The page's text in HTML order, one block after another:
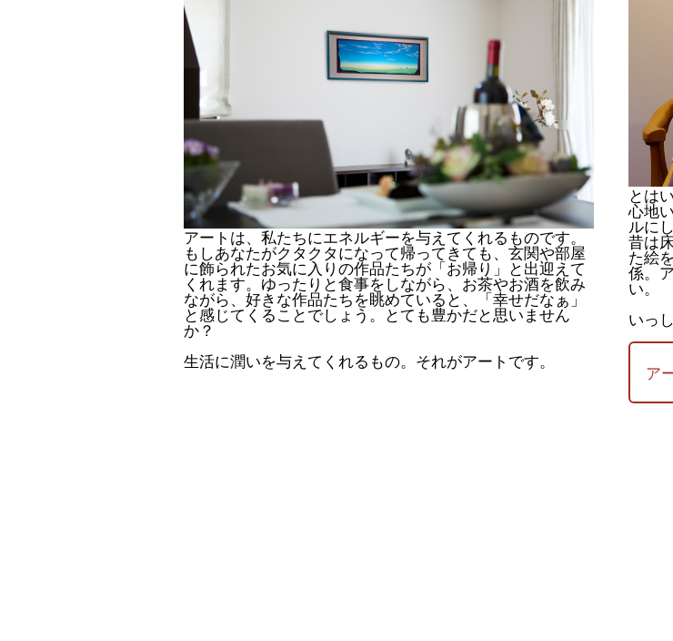
アートは、私たちにエネルギーを与えてくれるものです。
もしあなたがクタクタになって帰ってきても、玄関や部屋
に飾られたお気に入りの作品たちが「お帰り」と出迎えて
くれます。ゆったりと食事をしながら、お茶やお酒を飲み
ながら、好きな作品たちを眺めていると、「幸せだなぁ」
と感じてくることでしょう。とても豊かだと思いません
か？
生活に潤いを与えてくれるもの。それがアートです。
とは
心地
ルに
昔は
た絵
係。
い。
いっ
ア